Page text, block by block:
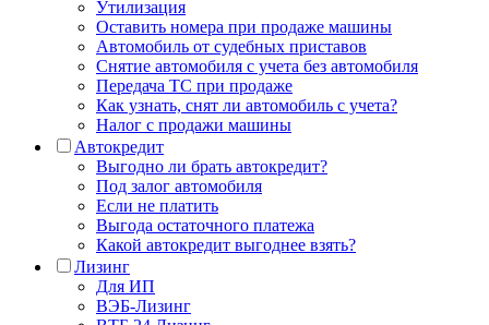
Утилизация
Оставить номера при продаже машины
Автомобиль от судебных приставов
Снятие автомобиля с учета без автомобиля
Передача ТС при продаже
Как узнать, снят ли автомобиль с учета?
Налог с продажи машины
Автокредит
Выгодно ли брать автокредит?
Под залог автомобиля
Если не платить
Выгода остаточного платежа
Какой автокредит выгоднее взять?
Лизинг
Для ИП
ВЭБ-Лизинг